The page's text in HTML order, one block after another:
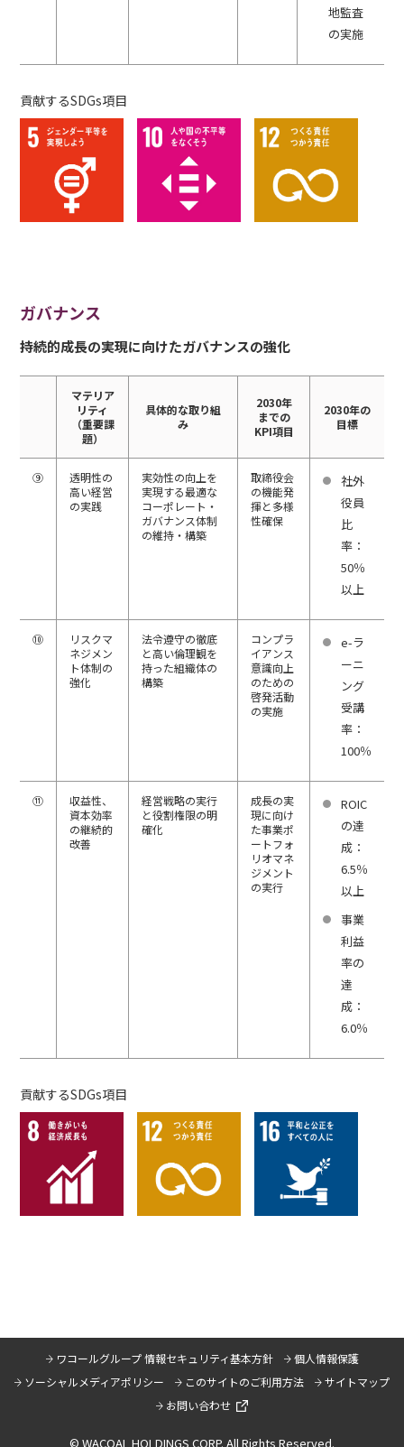
地監査
の実施
貢献するSDGs項目
ガバナンス
持続的成長の実現に向けたガバナンスの強化
マテリア
リティ
（重要課
題）
具体的な取り組
み
2030年
までの
KPI項目
2030年の
目標
⑨
透明性の
高い経営
の実践
実効性の向上を
実現する最適な
コーポレート・
ガバナンス体制
の維持・構築
取締役会
の機能発
揮と多様
性確保
社外
役員
比
率：
50％
以上
⑩
リスクマ
ネジメン
ト体制の
強化
法令遵守の徹底
と高い倫理観を
持った組織体の
構築
コンプラ
イアンス
意識向上
のための
啓発活動
の実施
e-ラ
ーニ
ング
受講
率：
100％
⑪
収益性、
資本効率
の継続的
改善
経営戦略の実行
と役割権限の明
確化
成長の実
現に向け
た事業ポ
ートフォ
リオマネ
ジメント
の実行
ROIC
の達
成：
6.5％
以上
事業
利益
率の
達
成：
6.0％
貢献するSDGs項目
ワコールグループ 情報セキュリティ基本方針
個人情報保護
ソーシャルメディアポリシー
このサイトのご利用方法
サイトマップ
お問い合わせ
© WACOAL HOLDINGS CORP. All Rights Reserved.